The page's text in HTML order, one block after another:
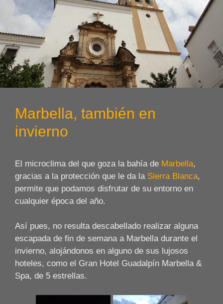
Marbella, también en
invierno
El microclima del que goza la bahía de Marbella,
gracias a la protección que le da la Sierra Blanca,
permite que podamos disfrutar de su entorno en
cualquier época del año.
Así pues, no resulta descabellado realizar alguna
escapada de fin de semana a Marbella durante el
invierno, alojándonos en alguno de sus lujosos
hoteles, como el Gran Hotel Guadalpín Marbella &
Spa, de 5 estrellas.